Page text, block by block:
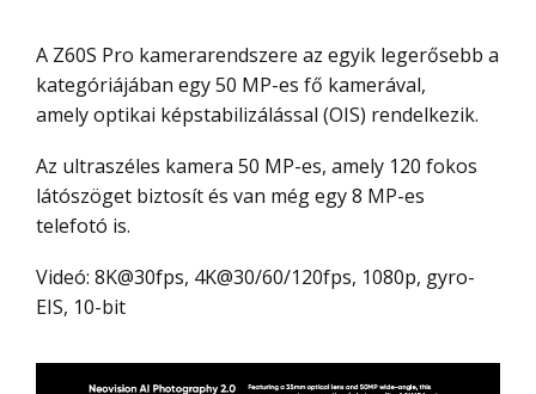
A Z60S Pro kamerarendszere az egyik legerősebb a
kategóriájában egy 50 MP-es fő kamerával,
amely optikai képstabilizálással (OIS) rendelkezik.
Az ultraszéles kamera 50 MP-es, amely 120 fokos
látószöget biztosít és van még egy 8 MP-es
telefotó is.
Videó: 8K@30fps, 4K@30/60/120fps, 1080p, gyro-
EIS, 10-bit